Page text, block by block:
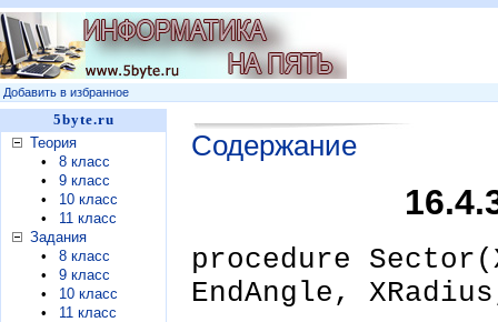
Добавить в избранное
5byte.ru
Теория
•
8 класс
•
9 класс
•
10 класс
•
11 класс
Задания
•
8 класс
•
9 класс
•
10 класс
•
11 класс
Содержание
procedure
EndAngle,